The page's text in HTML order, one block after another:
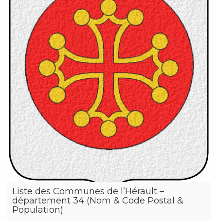
Liste des Communes de l’Hérault –
département 34 (Nom & Code Postal &
Population)